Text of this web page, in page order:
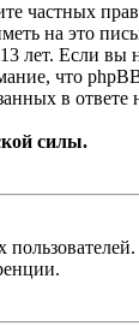
частных
на это
лет. Если
что
в
силы.